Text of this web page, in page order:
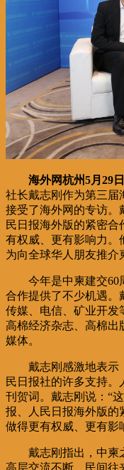
海外网杭州5月29
社长戴志刚作为第三届
接受了海外网的专访。
民日报海外版的紧密
有权威、更有影响力。
为向全球华人朋友推介
今年是中柬建交60
合作提供了不少机遇。
传媒、电信、矿业开发
高棉经济杂志、高棉出
媒体。
戴志刚感激地表示
民日报社的许多支持。
刊贺词。戴志刚说：“
报、人民日报海外版的
做得更有权威、更有影
戴志刚指出，中柬
高层交流不断，民间往